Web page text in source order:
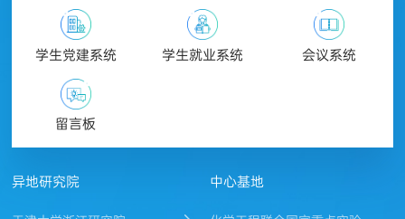
学生党建系统 学生就业系统 会议系统
留言板
异地研究院 中心基地